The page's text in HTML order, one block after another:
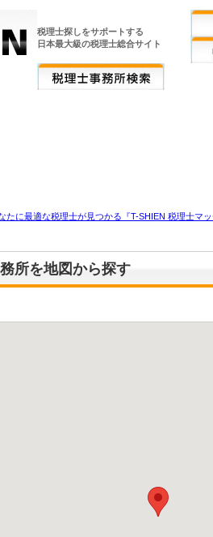
税理士探しをサポートする
日本最大級の税理士総合サイト
たに最適な税理士が見つかる『T-SHIEN 税理士マ
所を地図から探す